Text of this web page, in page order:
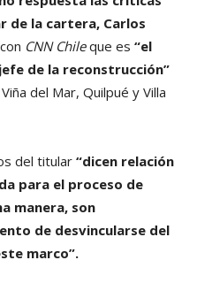
de la cartera, Carlos
CNN Chileque es “el
de la reconstrucción”
del Mar, Quilpué y Villa
del titular “dicen relación
para el proceso de
manera, son
de desvincularse del
marco”.